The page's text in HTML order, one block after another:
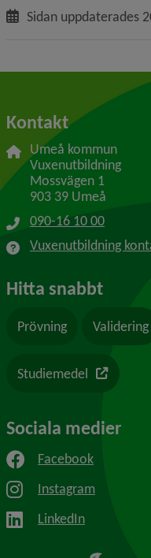
Sidan uppdaterades
Kontakt
Umeå kommun
Vuxenutbildning
Mossvägen 1
903 39 Umeå
090-16 10 00
Vuxenutbildning
Hitta snabbt
Prövning Validering
Studiemedel Länk till
Sociala medier
Facebook
Instagram
LinkedIn